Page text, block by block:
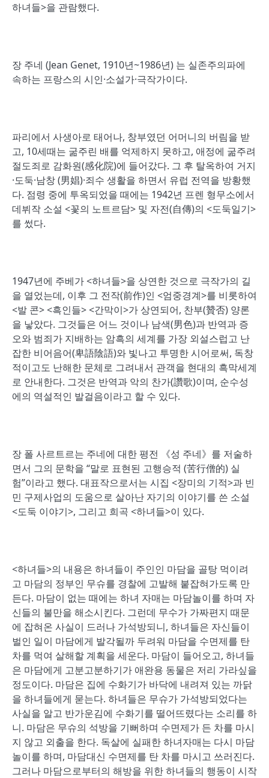
하녀들>을 관람했다.
장 주네 (Jean Genet, 1910년~1986년) 는 실존주의파에
속하는 프랑스의 시인·소설가·극작가이다.
파리에서 사생아로 태어나, 창부였던 어머니의 버림을 받
고, 10세때는 굶주린 배를 억제하지 못하고, 애정에 굶주려
절도죄로 감화원(感化院)에 들어갔다. 그 후 탈옥하여 거지
·도둑·남창 (男娼)·죄수 생활을 하면서 유럽 전역을 방황했
다. 점령 중에 투옥되었을 때에는 1942년 프렌 형무소에서
데뷔작 소설 <꽃의 노트르담> 및 자전(自傳)의 <도둑일기>
를 썼다.
1947년에 주베가 <하녀들>을 상연한 것으로 극작가의 길
을 열었는데, 이후 그 전작(前作)인 <엄중경계>를 비롯하여
<발 콘> <흑인들> <간막이>가 상연되어, 찬부(贊否) 양론
을 낳았다. 그것들은 어느 것이나 남색(男色)과 반역과 증
오와 범죄가 지배하는 암흑의 세계를 가장 외설스럽고 난
잡한 비어음어(卑語陰語)와 빛나고 투명한 시어로써, 독창
적이고도 난해한 문체로 그려내서 관객을 현대의 흑막세계
로 안내한다. 그것은 반역과 악의 찬가(讚歌)이며, 순수성
에의 역설적인 발걸음이라고 할 수 있다.
장 폴 사르트르는 주네에 대한 평전 《성 주네》를 저술하
면서 그의 문학을 “말로 표현된 고행승적 (苦行僧的) 실
험”이라고 했다. 대표작으로서는 시집 <장미의 기적>과 빈
민 구제사업의 도움으로 살아난 자기의 이야기를 쓴 소설
<도둑 이야기>, 그리고 희곡 <하녀들>이 있다.
<하녀들>의 내용은 하녀들이 주인인 마담을 골탕 먹이려
고 마담의 정부인 무슈를 경찰에 고발해 붙잡혀가도록 만
든다. 마담이 없는 때에는 하녀 자매는 마담놀이를 하며 자
신들의 불만을 해소시킨다. 그런데 무수가 가짜편지 때문
에 잡혀온 사실이 드러나 가석방되니, 하녀들은 자신들이
벌인 일이 마담에게 발각될까 두려워 마담을 수면제를 탄
차를 먹여 살해할 계획을 세운다. 마담이 들어오고, 하녀들
은 마담에게 고분고분하기가 애완용 동물은 저리 가라싶을
정도이다. 마담은 집에 수화기가 바닥에 내려져 있는 까닭
을 하녀들에게 묻는다. 하녀들은 무슈가 가석방되었다는
사실을 알고 반가운김에 수화기를 떨어뜨렸다는 소리를 하
니. 마담은 무슈의 석방을 기뻐하며 수면제가 든 차를 마시
지 않고 외출을 한다. 독살에 실패한 하녀자매는 다시 마담
놀이를 하며, 마담대신 수면제를 탄 차를 마시고 쓰러진다.
그러나 마담으로부터의 해방을 위한 하녀들의 행동이 시작